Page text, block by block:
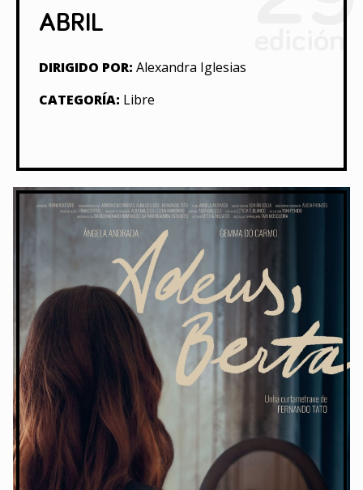
ABRIL
DIRIGIDO POR: Alexandra Iglesias
CATEGORÍA: Libre